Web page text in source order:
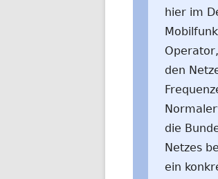
hier im
den
die
Netzes
ein